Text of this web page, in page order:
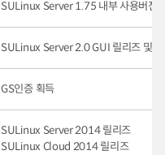
SULinux Server 1.75 내부 사용버전
SULinux Server 2.0 GUI 릴리즈 및
GS인증 획득
SULinux Server 2014 릴리즈
SULinux Cloud 2014 릴리즈